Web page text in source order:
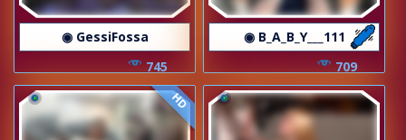
◉ GessiFossa
745
◉ B_A_B_Y___111
709
HD